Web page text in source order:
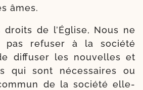
âmes.
droits de l’Église, Nous ne
pas refu­ser à la socié­té
dif­fu­ser les nou­velles et
qui sont néces­saires ou
de la socié­té elle-